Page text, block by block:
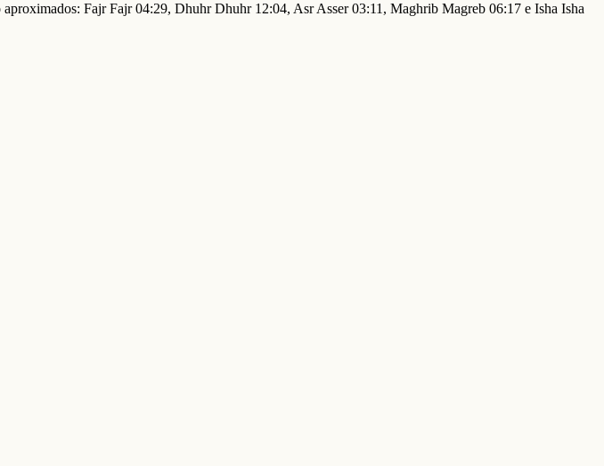
Fajr Fajr 04:29, Dhuhr Dhuhr 12:04, Asr Asser 03:11, Maghrib Magreb 06:17 e Isha Isha